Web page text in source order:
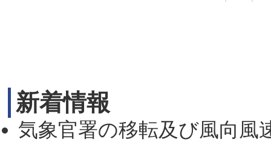
新着情報
気象官署の移転及び風向風